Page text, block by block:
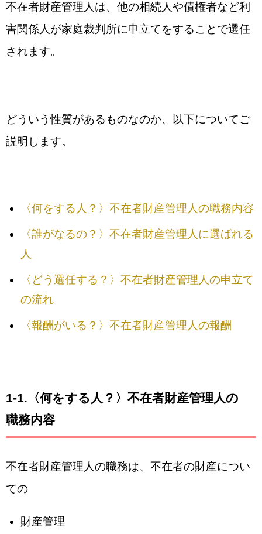
不在者財産管理人は、他の相続人や債権者など利
害関係人が家庭裁判所に申立てをすることで選任
されます。
どういう性質があるものなのか、以下についてご
説明します。
〈何をする人？〉不在者財産管理人の職務内容
〈誰がなるの？〉不在者財産管理人に選ばれる
人
〈どう選任する？〉不在者財産管理人の申立て
の流れ
〈報酬がいる？〉不在者財産管理人の報酬
1-1. 〈何をする人？〉不在者財産管理人の
職務内容
不在者財産管理人の職務は、不在者の財産につい
ての
財産管理